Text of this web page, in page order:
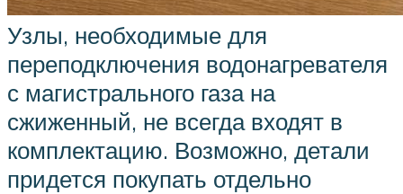
Узлы, необходимые для
переподключения водонагревателя
с магистрального газа на
сжиженный, не всегда входят в
комплектацию. Возможно, детали
придется покупать отдельно